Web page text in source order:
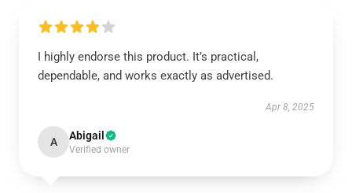
I highly endorse this product. It’s practical,
dependable, and works exactly as advertised.
Apr 8, 2025
A Abigail
Verified owner